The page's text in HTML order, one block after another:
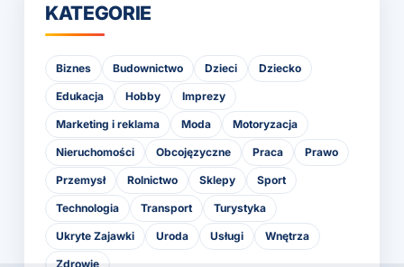
KATEGORIE
Biznes Budownictwo Dzieci Dziecko
Edukacja Hobby Imprezy
Marketing i reklama Moda Motoryzacja
Nieruchomości Obcojęzyczne Praca Prawo
Przemysł Rolnictwo Sklepy Sport
Technologia Transport Turystyka
Ukryte Zajawki Uroda Usługi Wnętrza
Zdrowie